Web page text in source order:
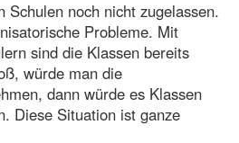
Schulen noch nicht zugelassen.
Probleme. Mit
sind die Klassen bereits
würde man die
dann würde es Klassen
Diese Situation ist ganze